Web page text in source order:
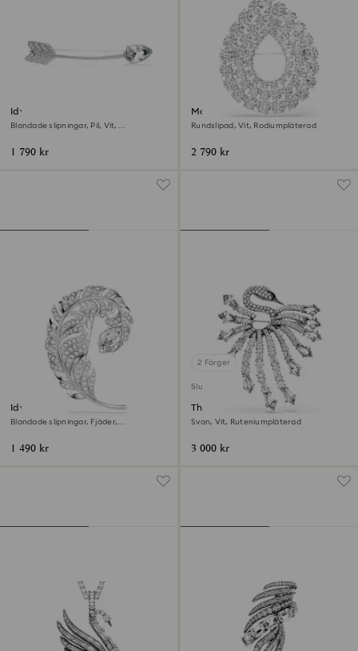
Idyllia Brosch
Blandade slipningar, Pil, Vit,
1 790 kr
Matrix Brosch
Rundslipad, Vit, Rodiumpläterad
2 790 kr
Idyllia Brosch
Blandade slipningar, Fjäder,
1 490 kr
2 Färger
Slutsåld
The Vienna Collection Brosch
Svan, Vit, Ruteniumpläterad
3 000 kr